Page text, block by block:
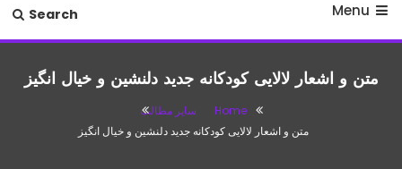
Menu
Search
متن و اشعار لالایی کودکانه جدید دلنشین و خیال انگیز
Home
سایر مطالب
متن و اشعار لالایی کودکانه جدید دلنشین و خیال انگیز